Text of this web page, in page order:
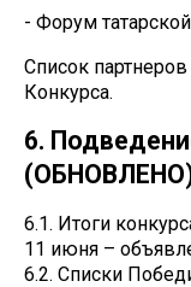
- Форум
Список
Конкурса.
6.
6.1. Итоги
11 июня –
6.2. Списки